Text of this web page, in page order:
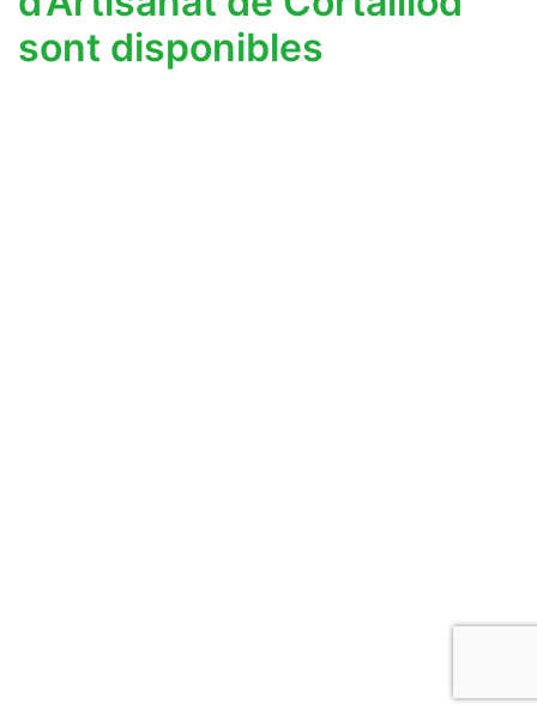
sont disponibles